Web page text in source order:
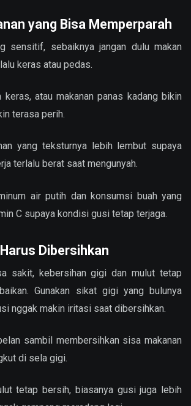
yang Bisa Memperparah
sensitif, sebaiknya jangan dulu makan
keras atau pedas.
keras, atau makanan panas kadang bikin
terasa perih.
yang teksturnya lebih lembut supaya
terlalu berat saat mengunyah.
air putih dan konsumsi buah yang
C supaya kondisi gusi tetap terjaga.
Dibersihkan
sakit, kebersihan gigi dan mulut tetap
Gunakan sikat gigi yang bulunya
nggak makin iritasi saat dibersihkan.
sambil membersihkan sisa makanan
di sela gigi.
tetap bersih, biasanya gusi juga lebih